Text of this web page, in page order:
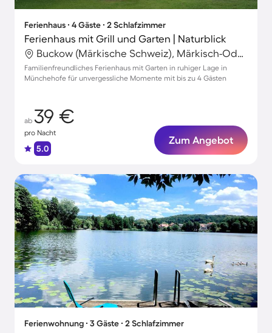
Ferienhaus ∙ 4 Gäste ∙ 2 Schlafzimmer
Ferienhaus mit Grill und Garten | Naturblick
Buckow (Märkische Schweiz), Märkisch-Oderland, Deutschland
Familienfreundliches Ferienhaus mit Garten in ruhiger Lage in
Münchehofe für unvergessliche Momente mit bis zu 4 Gästen
ab 39 €
pro Nacht
5.0
Zum Angebot
Ferienwohnung ∙ 3 Gäste ∙ 2 Schlafzimmer